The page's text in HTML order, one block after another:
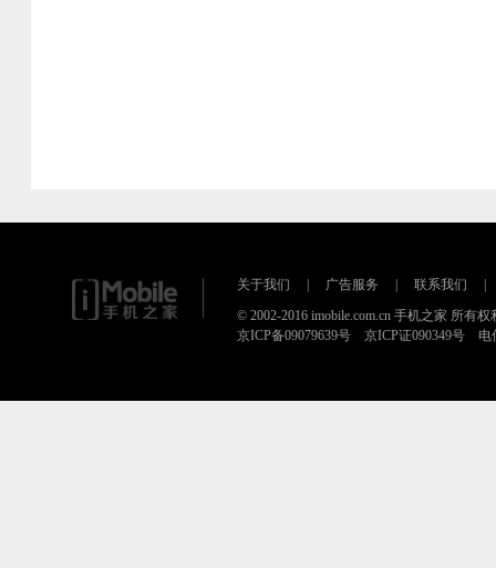
关于我们 广告服务 联系我们
© 2002-2016 imobile.com.cn 手机之家 所有权
京ICP备09079639号 京ICP证090349号 电